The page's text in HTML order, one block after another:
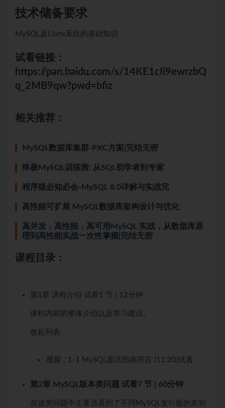
技术储备要求
MySQL及Liunx系统的基础知识
试看链接：
https://pan.baidu.com/s/14KE1cIi9ewrzbQ
q_2MB9qw?pwd=bfiz
相关推荐：
MySQL数据库集群-PXC方案|完结无密
终极MySQL训练营: 从SQL初学者到专家
程序猿必知必会-MySQL 8.0详解与实战完
高性能可扩展 MySQL数据库架构设计与优化
高并发，高性能，高可用MySQL 实战，从数据库原
理到高性能实战一次性掌握|完结无密
课程目录：
第1章 课程介绍 试看 1 节 | 12分钟
课程内容的整体介绍以及学习建议。
收起列表
视频： 1-1 MySQL面试指南序言 (11:20)试看
第2章 MySQL版本类问题 试看7 节 | 60分钟
在这类问题中主要涉及到了不同MySQL发行版的差别